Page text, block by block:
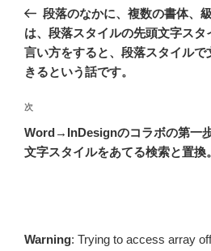
ナ
ビ
ゲ
シ
ョ
ン
の
投
稿
段落のなかに、複数の書体、
は、段落スタイルの先頭文字ス
言い方をすると、段落スタイル
きるという話です。
次
の
投
次
Word→InDesignのコラボの第一
文字スタイルをあてる検索と置換
Warning: Trying to access array